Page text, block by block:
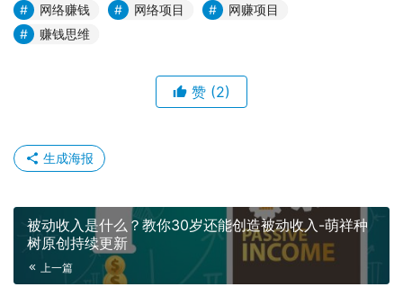
网络赚钱
网络项目
网赚项目
赚钱思维
赞 (2)
生成海报
被动收入是什么？教你30岁还能创造被动收入-萌祥种
树原创持续更新
上一篇